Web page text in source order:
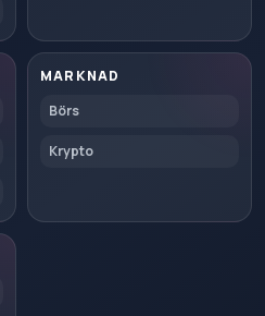
MARKNAD
Börs
Krypto